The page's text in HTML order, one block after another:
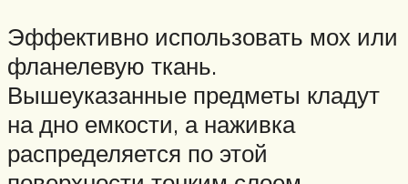
Эффективно использовать мох или
фланелевую ткань.
Вышеуказанные предметы кладут
на дно емкости, а наживка
распределяется по этой